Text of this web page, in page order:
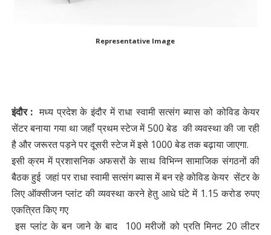
Representative Image
इंदौर : मध्य प्रदेश के इंदौर में राधा स्वामी सत्संग ब्यास को कोविड केयर
सेंटर बनाया गया था जहाँ प्रथम स्टेज में 500 बेड की व्यवस्था की जा रही
है और जरूरत पड़ने पर दूसरी स्टेज में इसे 1000 बेड तक बढ़ाया जाएगा.
इसी क्रम में प्रशासनिक अफसरों के साथ विभिन्न सामाजिक संगठनों की
बैठक हुई जहां पर राधा स्वामी सत्संग ब्यास में बन रहे कोविड केयर सेंटर के
लिए ऑक्सीजन प्लांट की व्यवस्था करने हेतु आधे घंटे में 1.15 करोड रुपए
एकत्रित किए गए
इस प्लांट के बन जाने के बाद 100 मरीजों को प्रति मिनट 20 लीटर